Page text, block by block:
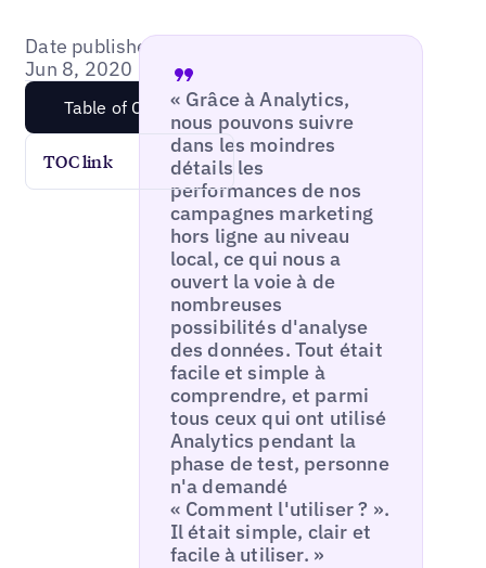
Date published:
Jun 8, 2020
Table of Content
TOC link
« Grâce à Analytics,
nous pouvons suivre
dans les moindres
détails les
performances de nos
campagnes marketing
hors ligne au niveau
local, ce qui nous a
ouvert la voie à de
nombreuses
possibilités d'analyse
des données. Tout était
facile et simple à
comprendre, et parmi
tous ceux qui ont utilisé
Analytics pendant la
phase de test, personne
n'a demandé
« Comment l'utiliser ? ».
Il était simple, clair et
facile à utiliser. »